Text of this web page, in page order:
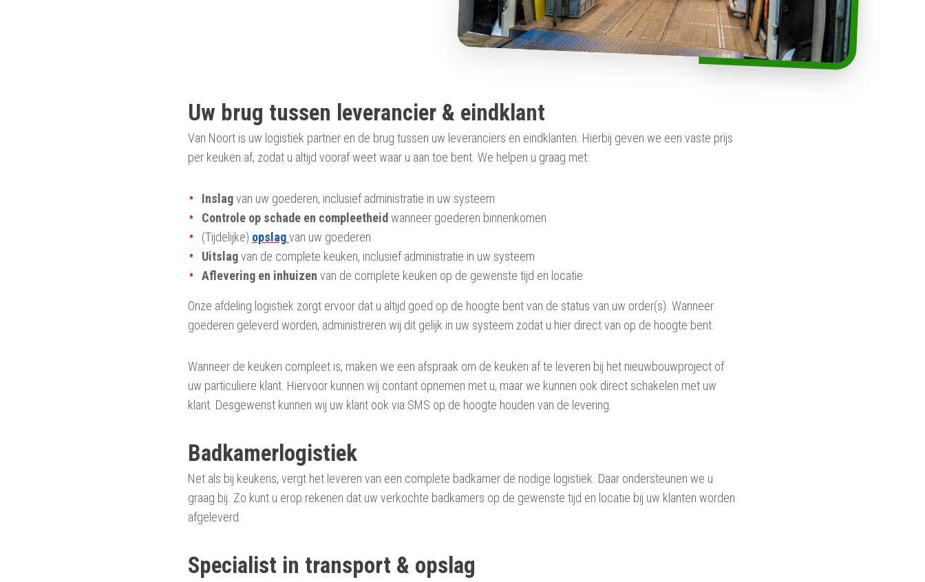
Uw brug tussen leverancier & eindklant
Van Noort is uw logistiek partner en de brug tussen uw leveranciers en eindklanten. Hierbij geven we een vaste prijs
per keuken af, zodat u altijd vooraf weet waar u aan toe bent. We helpen u graag met:
Inslagvan uw goederen, inclusief administratie in uw systeem
Controle op schade en compleetheid wanneer goederen binnenkomen
(Tijdelijke) opslagvan uw goederen
Uitslagvan de complete keuken, inclusief administratie in uw systeem
Aflevering en inhuizen van de complete keuken op de gewenste tijd en locatie
Onze afdeling logistiek zorgt ervoor dat u altijd goed op de hoogte bent van de status van uw order(s). Wanneer
goederen geleverd worden, administreren wij dit gelijk in uw systeem zodat u hier direct van op de hoogte bent.
Wanneer de keuken compleet is, maken we een afspraak om de keuken af te leveren bij het nieuwbouwproject of
uw particuliere klant. Hiervoor kunnen wij contant opnemen met u, maar we kunnen ook direct schakelen met uw
klant. Desgewenst kunnen wij uw klant ook via SMS op de hoogte houden van de levering.
Badkamerlogistiek
Net als bij keukens, vergt het leveren van een complete badkamer de nodige logistiek. Daar ondersteunen we u
graag bij. Zo kunt u erop rekenen dat uw verkochte badkamers op de gewenste tijd en locatie bij uw klanten worden
afgeleverd.
Specialist in transport & opslag